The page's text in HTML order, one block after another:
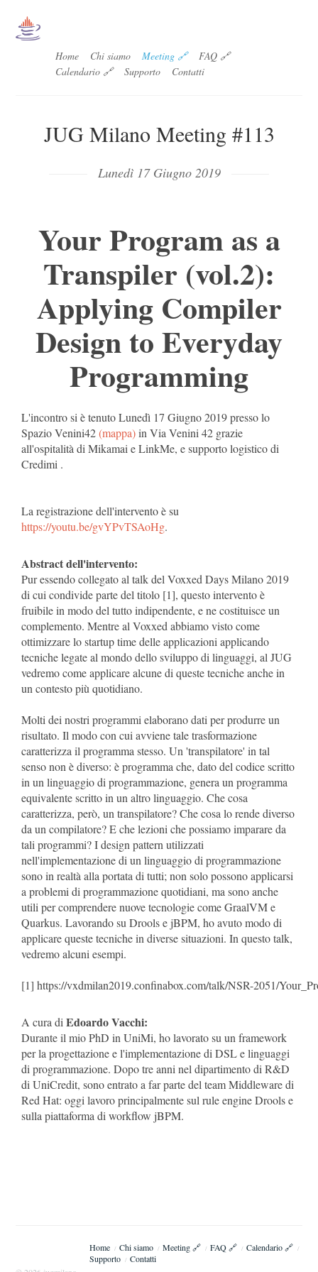
Home Chi siamo Meeting 🔗
FAQ 🔗
Calendario 🔗
Supporto Contatti
JUG Milano Meeting #113
Lunedì 17 Giugno 2019
Your Program as a
Transpiler (vol.2):
Applying Compiler
Design to Everyday
Programming
L'incontro si è tenuto Lunedì 17 Giugno 2019 presso lo
Spazio Venini42(mappa)in Via Venini 42 grazie
all'ospitalità di Mikamai e LinkMe, e supporto logistico di
Credimi .
La registrazione dell'intervento è su
https://youtu.be/gvYPvTSAoHg.
Abstract dell'intervento:
Pur essendo collegato al talk del Voxxed Days Milano 2019
di cui condivide parte del titolo [1], questo intervento è
fruibile in modo del tutto indipendente, e ne costituisce un
complemento. Mentre al Voxxed abbiamo visto come
ottimizzare lo startup time delle applicazioni applicando
tecniche legate al mondo dello sviluppo di linguaggi, al JUG
vedremo come applicare alcune di queste tecniche anche in
un contesto più quotidiano.
Molti dei nostri programmi elaborano dati per produrre un
risultato. Il modo con cui avviene tale trasformazione
caratterizza il programma stesso. Un 'transpilatore' in tal
senso non è diverso: è programma che, dato del codice scritto
in un linguaggio di programmazione, genera un programma
equivalente scritto in un altro linguaggio. Che cosa
caratterizza, però, un transpilatore? Che cosa lo rende diverso
da un compilatore? E che lezioni che possiamo imparare da
tali programmi? I design pattern utilizzati
nell'implementazione di un linguaggio di programmazione
sono in realtà alla portata di tutti; non solo possono applicarsi
a problemi di programmazione quotidiani, ma sono anche
utili per comprendere nuove tecnologie come GraalVM e
Quarkus. Lavorando su Drools e jBPM, ho avuto modo di
applicare queste tecniche in diverse situazioni. In questo talk,
vedremo alcuni esempi.
[1] https://vxdmilan2019.confinabox.com/talk/NSR-2051/
A cura di Edoardo Vacchi:
Durante il mio PhD in UniMi, ho lavorato su un framework
per la progettazione e l'implementazione di DSL e linguaggi
di programmazione. Dopo tre anni nel dipartimento di R&D
di UniCredit, sono entrato a far parte del team Middleware di
Red Hat: oggi lavoro principalmente sul rule engine Drools e
sulla piattaforma di workflow jBPM.
Home / Chi siamo / Meeting 🔗 / FAQ 🔗 / Calendario 🔗 /
Supporto / Contatti